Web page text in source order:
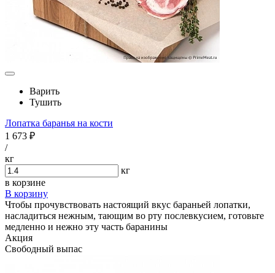
Варить
Тушить
Лопатка баранья на кости
1 673 ₽
/
кг
кг
в корзине
В корзину
Чтобы прочувствовать настоящий вкус бараньей лопатки,
насладиться нежным, тающим во рту послевкусием, готовьте
медленно и нежно эту часть баранины
Акция
Свободный выпас